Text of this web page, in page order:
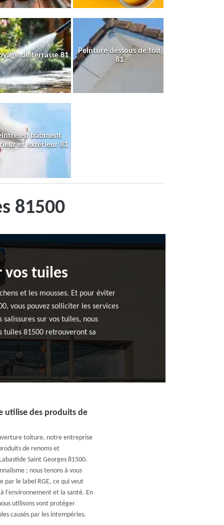
de terrasse 81
Peinture dessous de toit
81
en bâtiment
et extérieur 81
81500
vos tuiles
et les mousses. Et pour éviter
vous pouvez solliciter les services
sur vos tuiles, nous
tuiles 81500 retrouveront sa
utilise des produits de
toiture, notre entreprise
de renoms et
Saint Georges 81500.
; nous tenons à vous
par le label RGE, ce qui veut
l’environnement et la santé. En
utilisons vont protéger
causés par les intempéries.